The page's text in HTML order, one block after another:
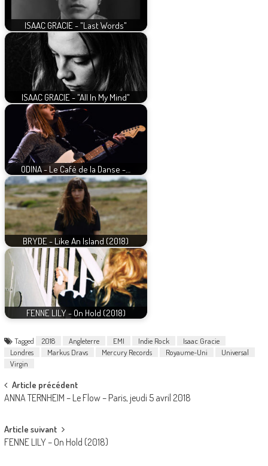
ISAAC GRACIE - "Last Words"
ISAAC GRACIE - "All In My Mind"
ODINA - Le Café de la Danse -…
BRYDE - Like An Island (2018)
FENNE LILY - On Hold (2018)
Tagged 2018 Angleterre EMI Indie Rock
Isaac Gracie
Londres
Markus Dravs Mercury Records Royaume-Uni
Universal
Virgin
Post
navigation
Article précédent
ANNA TERNHEIM – Le Flow – Paris, jeudi 5 avril 2018
Article suivant
FENNE LILY – On Hold (2018)